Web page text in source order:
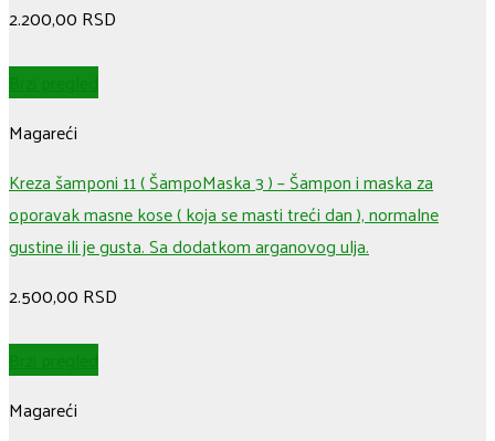
2.200,00 RSD
Magareći
Kreza šamponi 11 ( ŠampoMaska 3 ) – Šampon i maska za
oporavak masne kose ( koja se masti treći dan ), normalne
gustine ili je gusta. Sa dodatkom arganovog ulja.
2.500,00 RSD
Magareći